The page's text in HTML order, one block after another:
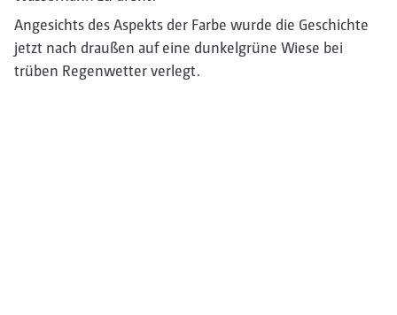
Angesichts des Aspekts der Farbe wurde die Geschichte
jetzt nach draußen auf eine dunkelgrüne Wiese bei
trüben Regenwetter verlegt.